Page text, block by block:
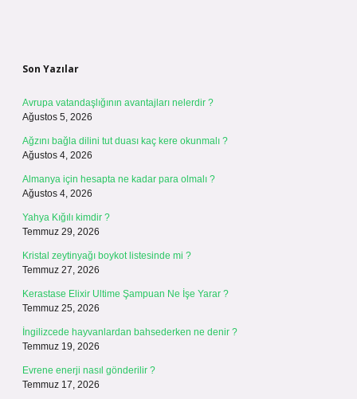
Son Yazılar
Avrupa vatandaşlığının avantajları nelerdir ?
Ağustos 5, 2026
Ağzını bağla dilini tut duası kaç kere okunmalı ?
Ağustos 4, 2026
Almanya için hesapta ne kadar para olmalı ?
Ağustos 4, 2026
Yahya Kığılı kimdir ?
Temmuz 29, 2026
Kristal zeytinyağı boykot listesinde mi ?
Temmuz 27, 2026
Kerastase Elixir Ultime Şampuan Ne İşe Yarar ?
Temmuz 25, 2026
İngilizcede hayvanlardan bahsederken ne denir ?
Temmuz 19, 2026
Evrene enerji nasıl gönderilir ?
Temmuz 17, 2026